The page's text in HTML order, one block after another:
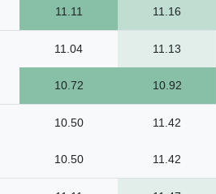
11.11 11.16
11.04 11.13
10.72 10.92
10.50 11.42
10.50 11.42